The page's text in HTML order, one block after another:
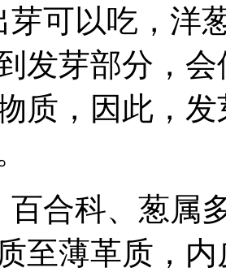
芽可以吃，洋
发芽部分，
质，因此，
百合科、葱属
至薄革质，